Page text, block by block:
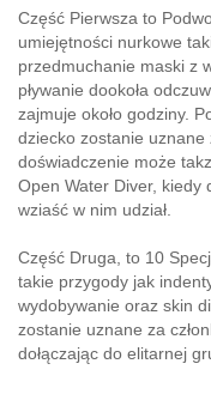
Część Pierwsza to
umiejętności nurkowe
przedmuchanie maski z
pływanie dookoła
zajmuje około godziny.
dziecko zostanie uznane
doświadczenie może
Open Water Diver, kiedy
wziaść w nim udział.
Część Druga, to 10
takie przygody jak
wydobywanie oraz skin
zostanie uznane za
dołączając do elitarnej